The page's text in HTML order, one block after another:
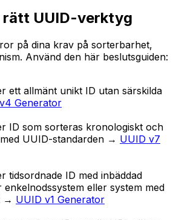
rätt UUID-verktyg
på dina krav på sorterbarhet,
Använd den här beslutsguiden:
ett allmänt unikt ID utan särskilda
Generator
ID som sorteras kronologiskt och
UUID-standarden → UUID v7
tidsordnade ID med inbäddad
enkelnodssystem eller system med
→ UUID v1 Generator